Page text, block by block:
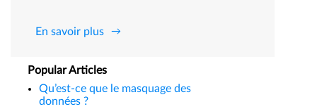
En savoir plus
Popular Articles
Qu’est-ce que le masquage des
données ?